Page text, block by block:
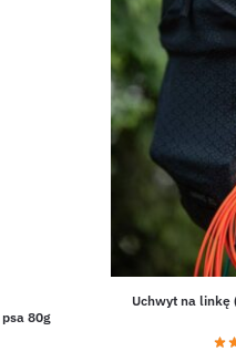
80g
Uchwyt na